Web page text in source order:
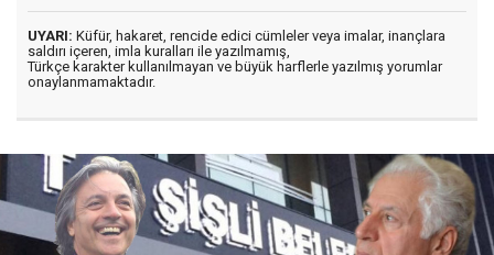
UYARI: Küfür, hakaret, rencide edici cümleler veya imalar, inançlara
saldırı içeren, imla kuralları ile yazılmamış,
Türkçe karakter kullanılmayan ve büyük harflerle yazılmış yorumlar
onaylanmamaktadır.